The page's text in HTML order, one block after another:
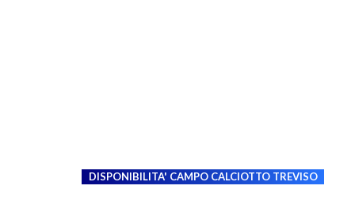
DISPONIBILITA' CAMPO CALCIOTTO TREVISO